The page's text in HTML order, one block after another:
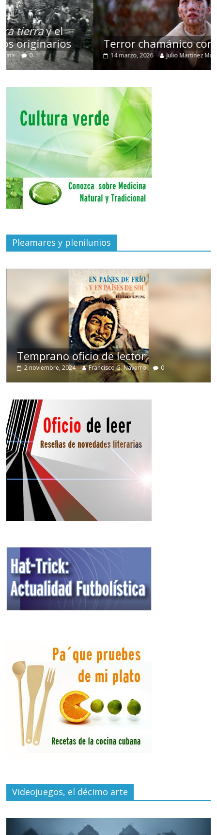
Terror chamánico coreano
14 marzo, 2026 Julio Martínez Molina 0
Pleamares y plenilunios
Temprano oficio de lector
2 noviembre, 2024 Francisco G. Navarro 0
Videojuegos, el décimo arte